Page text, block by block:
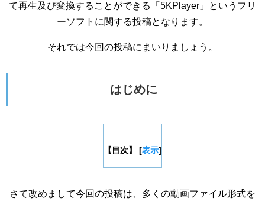
て再生及び変換することができる「5KPlayer」というフリ
ーソフトに関する投稿となります。
それでは今回の投稿にまいりましょう。
はじめに
【目次】 [表示]
さて改めまして今回の投稿は、多くの動画ファイル形式を